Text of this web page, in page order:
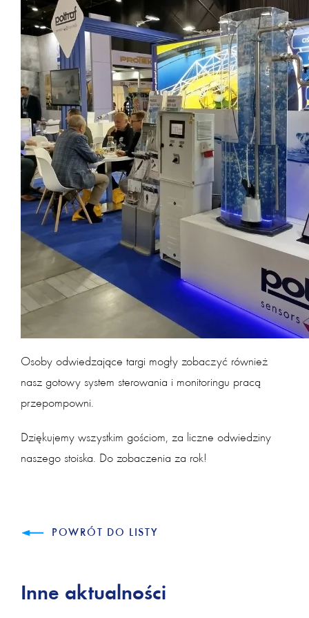
Osoby odwiedzające targi mogły zobaczyć również
nasz gotowy system sterowania i monitoringu pracą
przepompowni.
Dziękujemy wszystkim gościom, za liczne odwiedziny
naszego stoiska. Do zobaczenia za rok!
POWRÓT DO LISTY
Inne aktualności